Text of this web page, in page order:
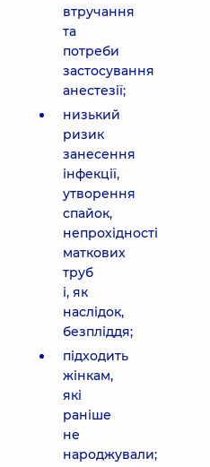
втручання
та
потреби
застосування
анестезії;
низький
ризик
занесення
інфекції,
утворення
спайок,
непрохідності
маткових
труб
і, як
наслідок,
безпліддя;
підходить
жінкам,
які
раніше
не
народжували;